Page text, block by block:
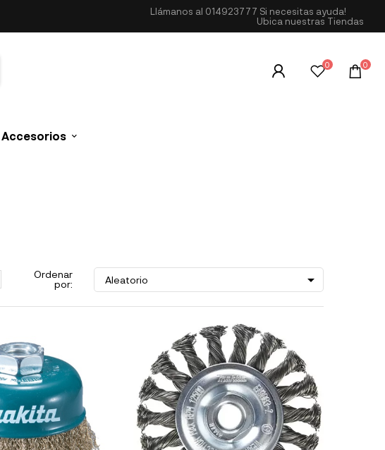
Llámanos al 014923777 Si necesitas ayuda!
Ubica nuestras Tiendas
0 0
Accesorios
Ordenar
por:
Aleatorio 